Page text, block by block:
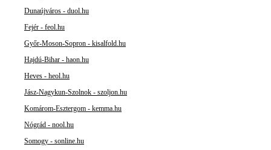
Dunaújváros - duol.hu
Fejér - feol.hu
Győr-Moson-Sopron - kisalfold.hu
Hajdú-Bihar - haon.hu
Heves - heol.hu
Jász-Nagykun-Szolnok - szoljon.hu
Komárom-Esztergom - kemma.hu
Nógrád - nool.hu
Somogy - sonline.hu